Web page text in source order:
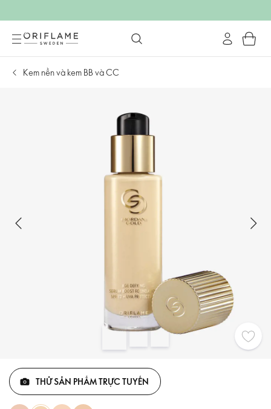
Kem nền và kem BB và CC
THỬ SẢN PHẨM TRỰC TUYẾN